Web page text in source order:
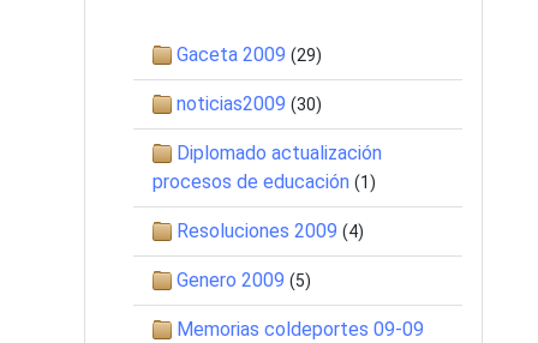
Gaceta 2009 (29)
noticias2009 (30)
Diplomado actualización
procesos de educación (1)
Resoluciones 2009 (4)
Genero 2009 (5)
Memorias coldeportes 09-09